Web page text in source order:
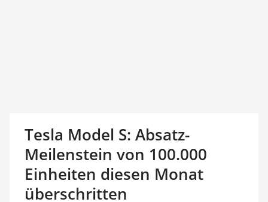
Tesla Model S: Absatz-
Meilenstein von 100.000
Einheiten diesen Monat
überschritten